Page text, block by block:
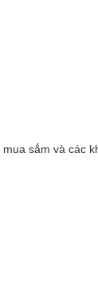
sắm và các